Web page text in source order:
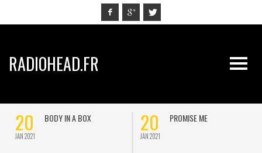
RADIOHEAD.FR
20
JAN 2021
BODY IN A BOX 20
JAN 2021
PROMISE ME